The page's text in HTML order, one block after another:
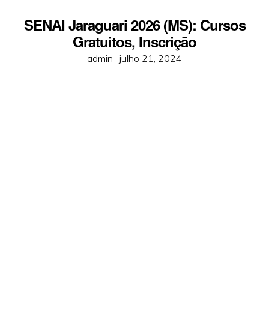
SENAI Jaraguari 2026 (MS): Cursos
Gratuitos, Inscrição
admin · Posted
julho 21, 2024